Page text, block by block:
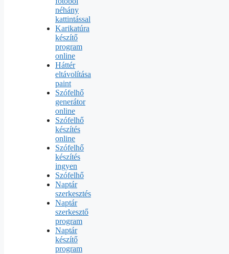
néhány
kattintással
Karikatúra
készítő
program
online
Háttér
eltávolítása
paint
Szófelhő
generátor
online
Szófelhő
készítés
online
Szófelhő
készítés
ingyen
Szófelhő
Naptár
szerkesztés
Naptár
szerkesztő
program
Naptár
készítő
program